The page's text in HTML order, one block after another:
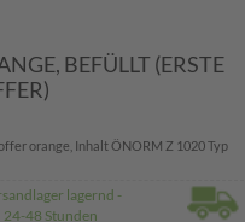
BEFÜLLT (ERSTE
orange, Inhalt ÖNORM Z 1020 Typ
lagernd -
48 Stunden